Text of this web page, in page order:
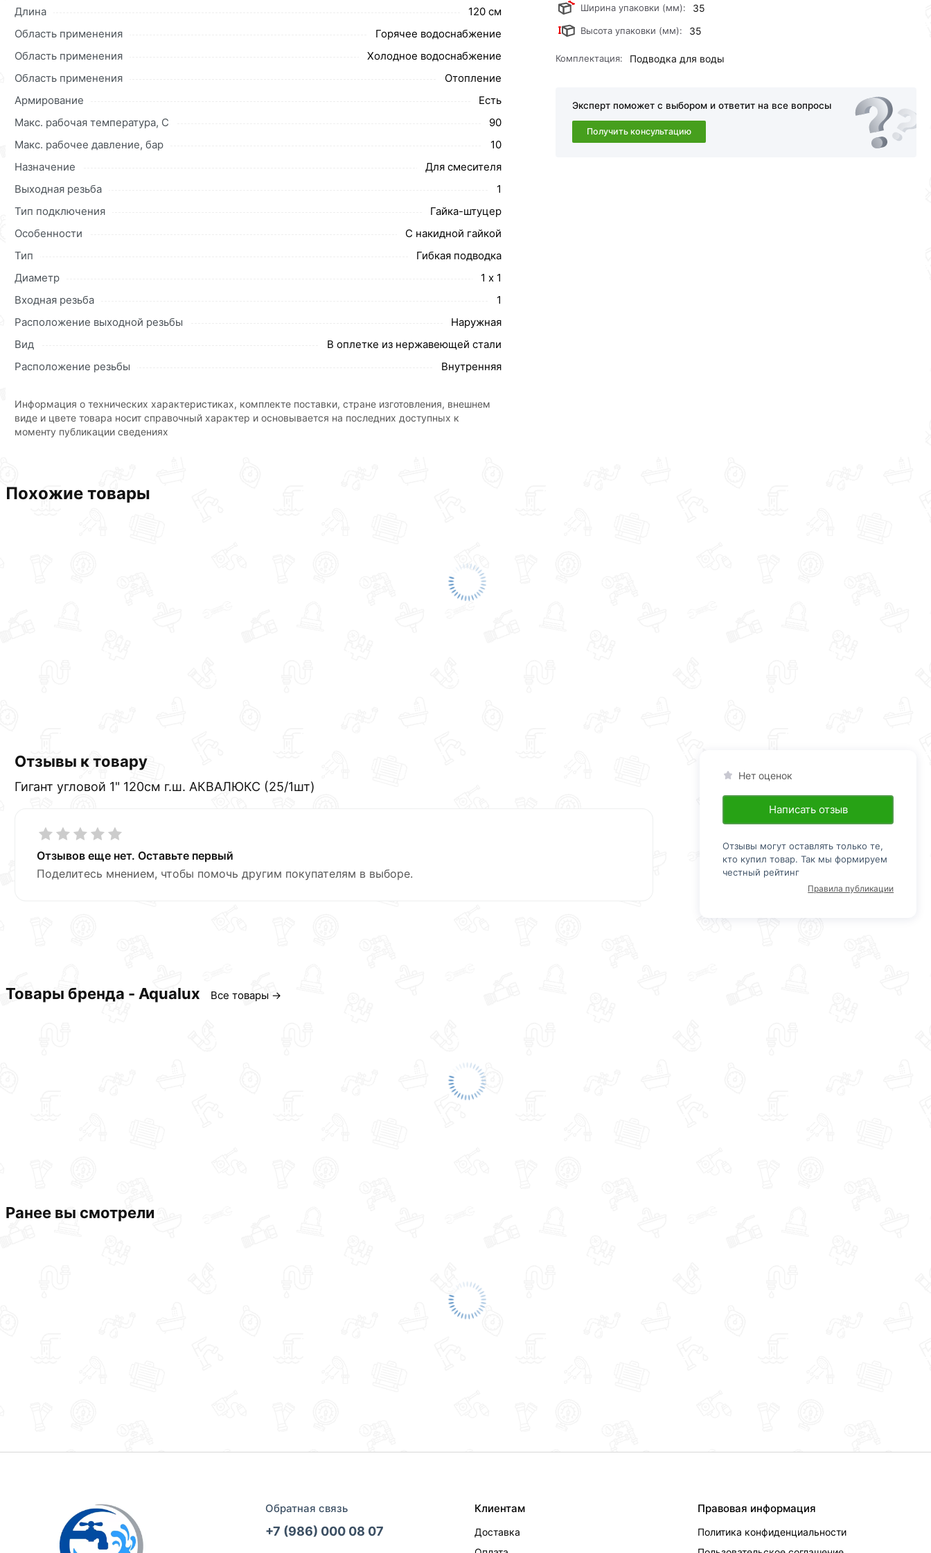
купленного товарa в течение 30 дней (наличие чека обязательно).
Длина
120 см
Область применения
Горячее водоснабжение
Область применения
Холодное водоснабжение
Область применения
Отопление
Армирование
Есть
Макс. рабочая температура, C
90
Макс. рабочее давление, бар
10
Назначение
Для смесителя
Выходная резьба
1
Тип подключения
Гайка-штуцер
Особенности
С накидной гайкой
Тип
Гибкая подводка
Диаметр
1 х 1
Входная резьба
1
Расположение выходной резьбы
Наружная
Вид
В оплетке из нержавеющей стали
Расположение резьбы
Внутренняя
Информация о технических характеристиках, комплекте поставки, стране изготовления, внешнем
виде и цвете товара носит справочный характер и основывается на последних доступных к
моменту публикации сведениях
Ширина упаковки (мм): 35
Высота упаковки (мм): 35
Комплектация: Подводка для воды
Эксперт поможет с выбором и ответит на все вопросы
Получить консультацию
Похожие товары
Отзывы к товару
Гигант угловой 1" 120см г.ш. АКВАЛЮКС (25/1шт)
Отзывов еще нет. Оставьте первый
Поделитесь мнением, чтобы помочь другим покупателям в выборе.
Нет оценок
Написать отзыв
Отзывы могут оставлять только те,
кто купил товар. Так мы формируем
честный рейтинг
Правила публикации
Товары бренда - Aqualux Все товары →
Ранее вы смотрели
Обратная связь
+7 (986) 000 08 07
Клиентам
Доставка
Правовая информация
Политика конфиденциальности